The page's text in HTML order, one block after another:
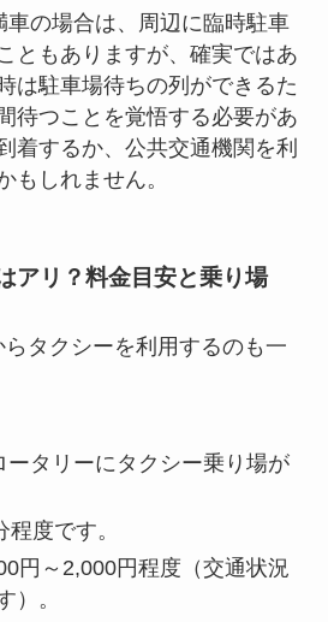
車の場合は、周辺に臨時駐車
ともありますが、確実ではあ
は駐車場待ちの列ができるた
待つことを覚悟する必要があ
着するか、公共交通機関を利
もしれません。
アリ？料金目安と乗り場
タクシーを利用するのも一
ータリーにタクシー乗り場が
程度です。
円～2,000円程度（交通状況
）。